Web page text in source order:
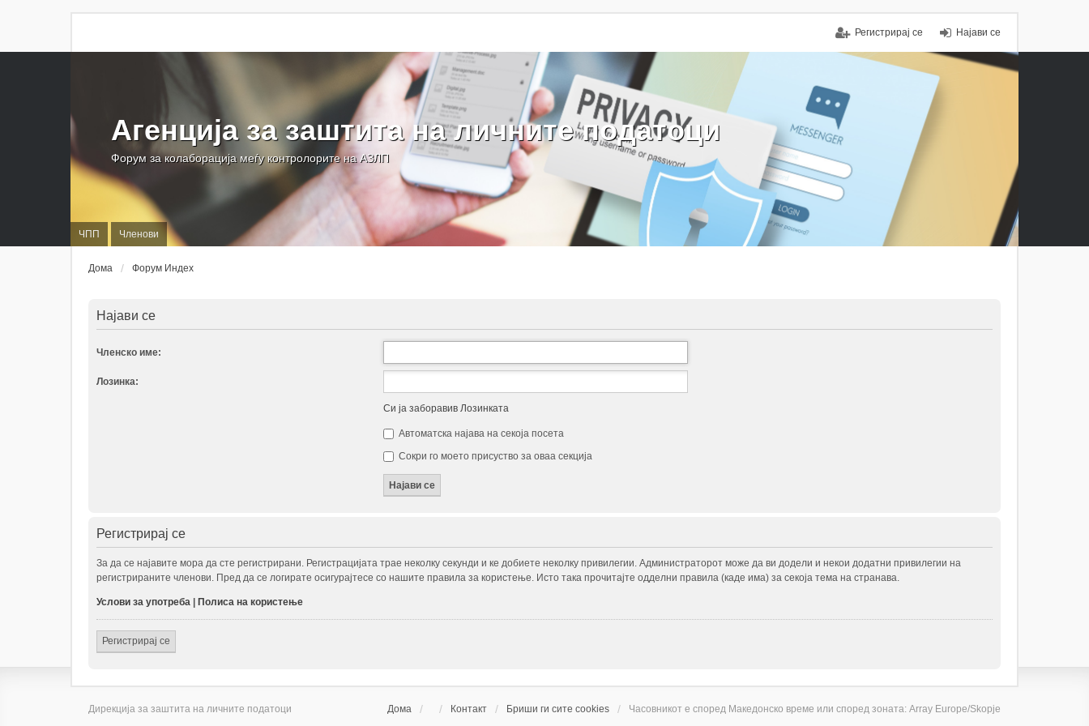
Најави се
Регистрирај се
ЧПП Членови
Агенција за заштита на личните податоци
Форум за колаборација меѓу контролорите на АЗЛП
Дома Форум Индех
Најави се
Членско име:
Лозинка:
Си ја заборавив Лозинката
Автоматска најава на секоја посета
Сокри го моето присуство за оваа секција
Регистрирај се
За да се најавите мора да сте регистрирани. Регистрацијата трае неколку секунди и ке добиете неколку привилегии. Администраторот може да ви додели и некои додатни привилегии на
регистрираните членови. Пред да се логирате осигурајтесе со нашите правила за користење. Исто така прочитајте одделни правила (каде има) за секоја тема на странава.
Услови за употреба Полиса на користење
Регистрирај се
Дома Контакт Бриши ги сите cookies Часовникот е според Македонско време или според зоната: Array Europe/Skopje
Дирекција за заштита на личните податоци